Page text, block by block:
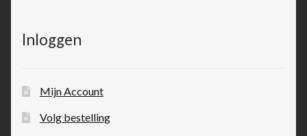
Inloggen
Mijn Account
Volg bestelling